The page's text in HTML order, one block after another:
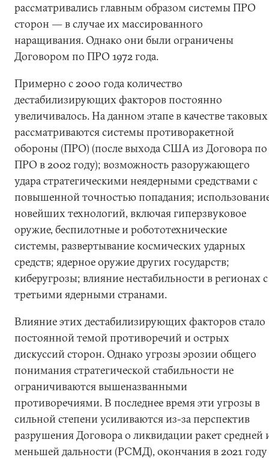
рассматривались главным образом системы ПРО
сторон ― в случае их массированного
наращивания. Однако они были ограничены
Договором по ПРО 1972 года.
Примерно с 2000 года количество
дестабилизирующих факторов постоянно
увеличивалось. На данном этапе в качестве таковых
рассматриваются системы противоракетной
обороны (ПРО) (после выхода США из Договора по
ПРО в 2002 году); возможность разоружающего
удара стратегическими неядерными средствами с
повышенной точностью попадания;
новейших технологий, включая гиперзвуковое
оружие, беспилотные и робототехнические
системы, развертывание космических ударных
средств; ядерное оружие других государств;
киберугрозы; влияние нестабильности в регионах с
третьими ядерными странами.
Влияние этих дестабилизирующих факторов стало
постоянной темой противоречий и острых
дискуссий сторон. Однако угрозы эрозии общего
понимания стратегической стабильности не
ограничиваются вышеназванными
противоречиями. В последнее время эти угрозы в
сильной степени усиливаются из-за перспектив
разрушения Договора о ликвидации ракет средней
меньшей дальности (РСМД), окончания в 2021 году